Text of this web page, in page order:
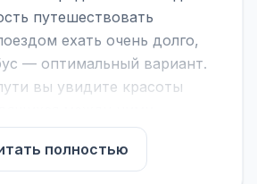
путешествовать
ехать очень долго,
— оптимальный вариант.
вы увидите красоты
вы можете найти
Кисловодск - Зугрэс,
полностью